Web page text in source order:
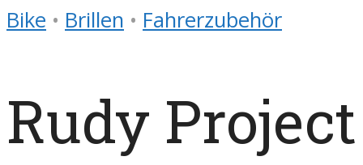
Bike • Brillen • Fahrerzubehör
Rudy Project